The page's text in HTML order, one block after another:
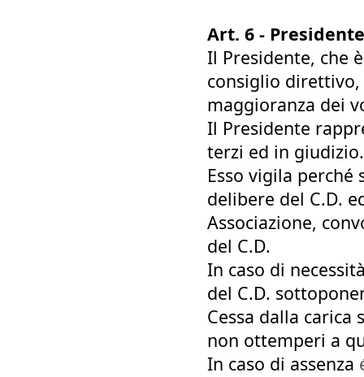
Art. 6 - Presidente
Il Presidente, che
consiglio
maggioranza dei
Il Presidente
terzi ed in giudizio.
Esso vigila
delibere del C.D.
Associazione,
del C.D.
In caso di
del C.D.
Cessa dalla carica
non ottemperi a
In caso di assenza